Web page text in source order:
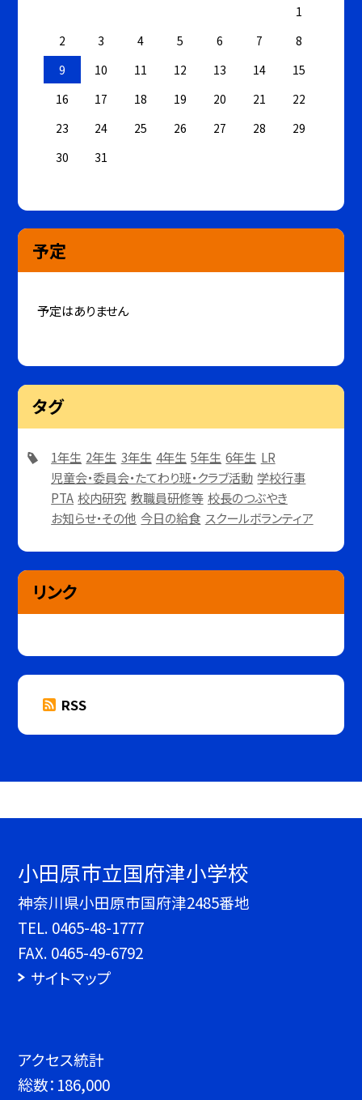
1
2
3 4 5 6 7
8
9
10 11 12 13 14
15
16
17 18 19 20 21
22
23
24 25 26 27 28
29
30
31
予定
予定はありません
タグ
1年生 2年生 3年生 4年生 5年生 6年生 LR
児童会・委員会・たてわり班・クラブ活動 学校行事
PTA 校内研究 教職員研修等 校長のつぶやき
お知らせ・その他 今日の給食 スクールボランティア
リンク
RSS
小田原市立国府津小学校
神奈川県小田原市国府津2485番地
TEL. 0465-48-1777
FAX. 0465-49-6792
サイトマップ
アクセス統計
総数： 186,000